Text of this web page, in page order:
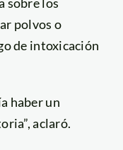
polvos o
de intoxicación
haber un
aclaró.